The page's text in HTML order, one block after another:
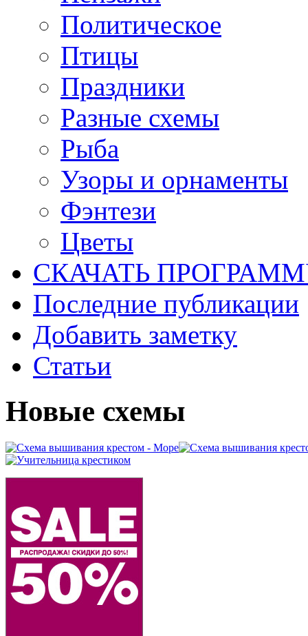
Политическое
Птицы
Праздники
Разные схемы
Рыба
Узоры и орнаменты
Фэнтези
Цветы
СКАЧАТЬ
Последние публикации
Добавить заметку
Статьи
Новые схемы